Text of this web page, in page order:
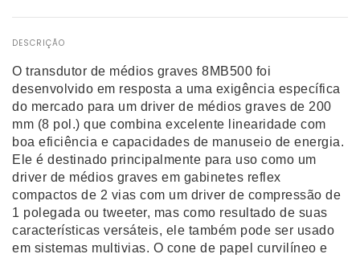
DESCRIÇÃO
O transdutor de médios graves 8MB500 foi
desenvolvido em resposta a uma exigência específica
do mercado para um driver de médios graves de 200
mm (8 pol.) que combina excelente linearidade com
boa eficiência e capacidades de manuseio de energia.
Ele é destinado principalmente para uso como um
driver de médios graves em gabinetes reflex
compactos de 2 vias com um driver de compressão de
1 polegada ou tweeter, mas como resultado de suas
características versáteis, ele também pode ser usado
em sistemas multivias. O cone de papel curvilíneo e